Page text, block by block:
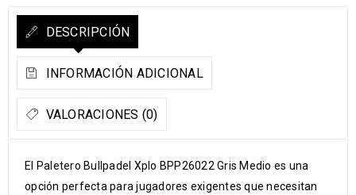
DESCRIPCIÓN
INFORMACIÓN ADICIONAL
VALORACIONES (0)
El Paletero Bullpadel Xplo BPP26022 Gris Medio es una
opción perfecta para jugadores exigentes que necesitan